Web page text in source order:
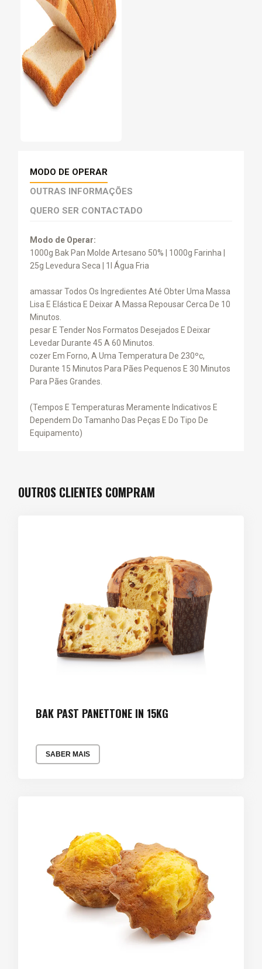
MODO DE OPERAR
OUTRAS INFORMAÇÕES
QUERO SER CONTACTADO
Modo de Operar:
1000g Bak Pan Molde Artesano 50% | 1000g Farinha |
25g Levedura Seca | 1l Água Fria
amassar Todos Os Ingredientes Até Obter Uma Massa
Lisa E Elástica E Deixar A Massa Repousar Cerca De 10
Minutos.
pesar E Tender Nos Formatos Desejados E Deixar
Levedar Durante 45 A 60 Minutos.
cozer Em Forno, A Uma Temperatura De 230ºc,
Durante 15 Minutos Para Pães Pequenos E 30 Minutos
Para Pães Grandes.
(Tempos E Temperaturas Meramente Indicativos E
Dependem Do Tamanho Das Peças E Do Tipo De
Equipamento)
OUTROS CLIENTES COMPRAM
BAK PAST PANETTONE IN 15KG
SABER MAIS